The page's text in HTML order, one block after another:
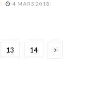
4 MARS 2018
13 14